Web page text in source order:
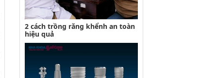
2 cách trồng răng khểnh an toàn
hiệu quả